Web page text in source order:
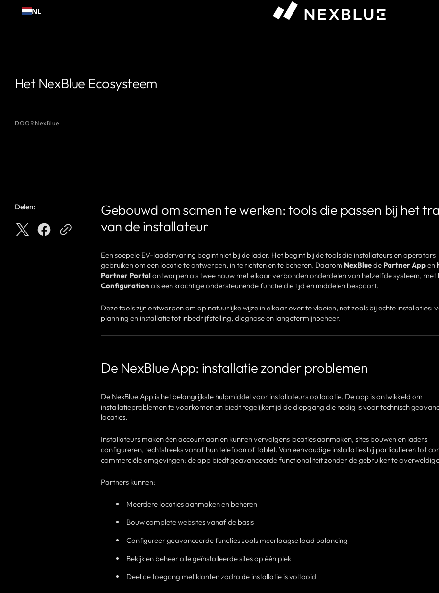
naarNL
Het NexBlue Ecosysteem
DOOR NexBlue
Delen:
Gebouwd om samen te werken: tools die passen bij het
van de installateur
Een soepele EV-laadervaring begint niet bij de lader. Het begint bij de tools die installateurs en operators
gebruiken om een locatie te ontwerpen, in te richten en te beheren. Daarom NexBluede Partner Appen
Partner Portalontworpen als twee nauw met elkaar verbonden onderdelen van hetzelfde systeem, met
Configuration als een krachtige ondersteunende functie die tijd en middelen bespaart.
Deze tools zijn ontworpen om op natuurlijke wijze in elkaar over te vloeien, net zoals bij echte installaties:
planning en installatie tot inbedrijfstelling, diagnose en langetermijnbeheer.
De NexBlue App: installatie zonder problemen
De NexBlue App is het belangrijkste hulpmiddel voor installateurs op locatie. De app is ontwikkeld om
installatieproblemen te voorkomen en biedt tegelijkertijd de diepgang die nodig is voor technisch
locaties.
Installateurs maken één account aan en kunnen vervolgens locaties aanmaken, sites bouwen en laders
configureren, rechtstreeks vanaf hun telefoon of tablet. Van eenvoudige installaties bij particulieren tot
commerciële omgevingen: de app biedt geavanceerde functionaliteit zonder de gebruiker te
Partners kunnen:
Meerdere locaties aanmaken en beheren
Bouw complete websites vanaf de basis
Configureer geavanceerde functies zoals meerlaagse load balancing
Bekijk en beheer alle geïnstalleerde sites op één plek
Deel de toegang met klanten zodra de installatie is voltooid